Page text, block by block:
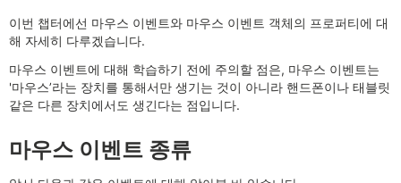
이번 챕터에선 마우스 이벤트와 마우스 이벤트 객체의 프로퍼티에 대
해 자세히 다루겠습니다.
마우스 이벤트에 대해 학습하기 전에 주의할 점은, 마우스 이벤트는
'마우스’라는 장치를 통해서만 생기는 것이 아니라 핸드폰이나 태블릿
같은 다른 장치에서도 생긴다는 점입니다.
마우스 이벤트 종류